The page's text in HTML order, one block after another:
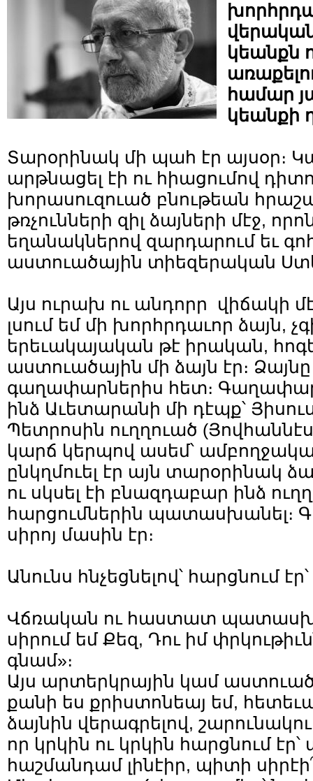
կեանքն
համար
կեանքի
Տարօրինակ մի պահ էր այսօր։
արթնացել էի ու հիացումով
խորասուզուած բնութեան
թռչունների զիլ ձայների մէջ,
եղանակներով զարդարում եւ
աստուածային տիեզերական
Այս ուրախ ու անդորր վիճակի
լսում եմ մի խորհրդաւոր ձայն,
երեւակայական թէ իրական,
աստուածային մի ձայն էր։
գաղափարներիս հետ։
ինձ Աւետարանի մի դէպք՝
Պետրոսին ուղղուած
կարճ կերպով ասեմ՝
ընկղմուել էր այն տարօրինակ
ու սկսել էի բնազդաբար ինձ
հարցումներին պատասխանել։
սիրոյ մասին էր։
Անունս հնչեցնելով՝ հարցնում
Վճռական ու հաստատ
սիրում եմ Քեզ, Դու իմ
գնամ»։
Այս արտերկրային կամ
քանի ես քրիստոնեայ եմ,
ձայնին վերագրելով,
որ կրկին ու կրկին հարցնում էր՝
հաշմանդամ լինէիր, պիտի